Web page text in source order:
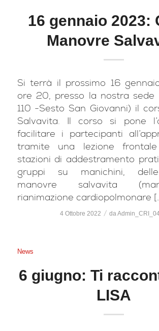
16 gennaio 2023:
Manovre
Si terrà il prossimo 16
ore 20, presso la nostra sede
110 -Sesto San Giovanni) il
Salvavita. Il corso si pone
facilitare i partecipanti
tramite una lezione
stazioni di addestramento
gruppi su manichini,
manovre salvavita
rianimazione cardiopolmonare
4 Ottobre 2022 / da
News
6 giugno: Ti
LISA